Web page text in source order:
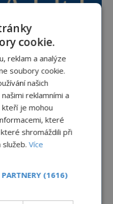
cookie.
reklam a analýze
soubory cookie.
našich
reklamními a
je mohou
které
shromáždili při
služeb.Více
(1616)